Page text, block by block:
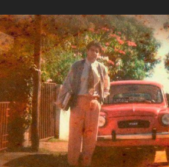
é
n
e
s
s
o
m